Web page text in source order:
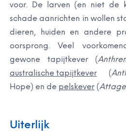
voor. De larven (en niet de
schade aanrichten in wollen
dieren, huiden en andere
oorsprong. Veel
gewone tapijtkever (
australische tapijtkever (
Hope) en de pelskever (
Uiterlijk